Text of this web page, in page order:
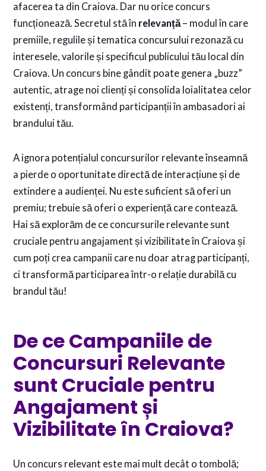
afacerea ta din Craiova. Dar nu orice concurs
funcționează. Secretul stă în relevanță– modul în care
premiile, regulile și tematica concursului rezonază cu
interesele, valorile și specificul publicului tău local din
Craiova. Un concurs bine gândit poate genera „buzz”
autentic, atrage noi clienți și consolida loialitatea celor
existenți, transformând participanții în ambasadori ai
brandului tău.
A ignora potențialul concursurilor relevante înseamnă
a pierde o oportunitate directă de interacțiune și de
extindere a audienței. Nu este suficient să oferi un
premiu; trebuie să oferi o experiență care contează.
Hai să explorăm de ce concursurile relevante sunt
cruciale pentru angajament și vizibilitate în Craiova și
cum poți crea campanii care nu doar atrag participanți,
ci transformă participarea într-o relație durabilă cu
brandul tău!
De ce Campaniile de
Concursuri Relevante
sunt Cruciale pentru
Angajament și
Vizibilitate în Craiova?
Un concurs relevant este mai mult decât o tombolă;